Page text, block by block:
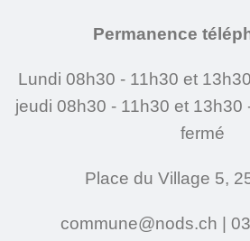
Permanence
Lundi 08h30 - 11h30 et
jeudi 08h30 - 11h30 et 13h30
fermé
Place du Village 5,
commune@nods.ch |